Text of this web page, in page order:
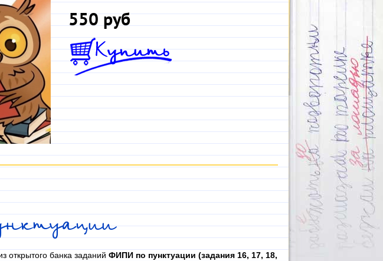
550 руб
открытого банка заданий ФИПИ по пунктуации (задания 16, 17, 18,